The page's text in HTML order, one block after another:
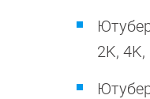
2K,